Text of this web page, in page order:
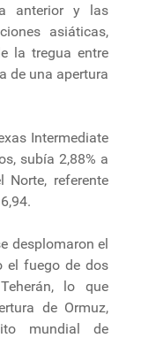
anterior y las
asiáticas,
la tregua entre
de una apertura
Intermediate
subía 2,88% a
referente
desplomaron el
el fuego de dos
lo que
de Ormuz,
mundial de